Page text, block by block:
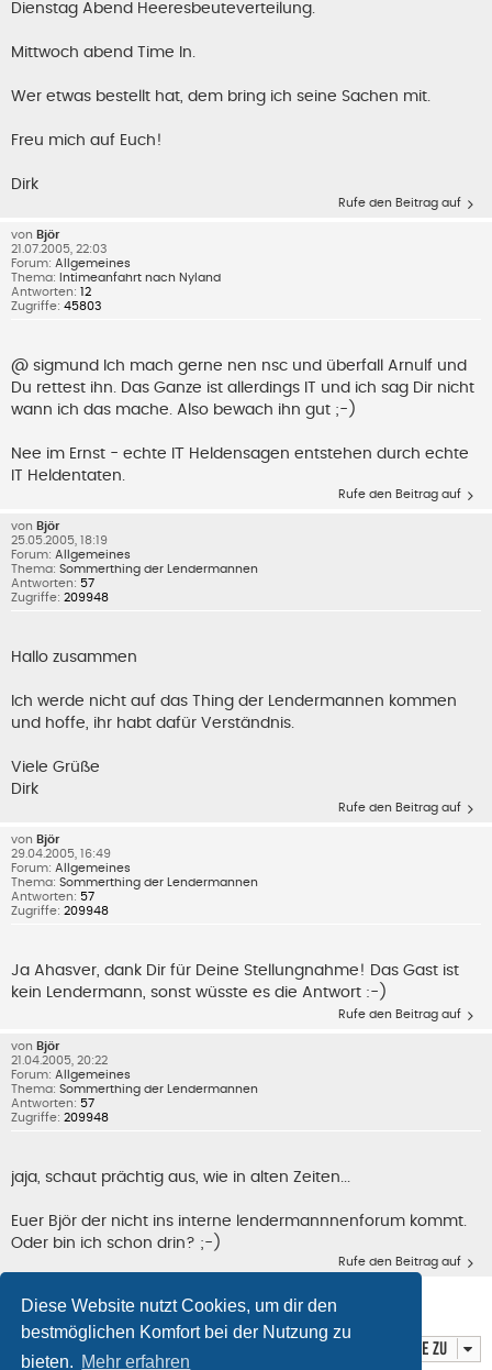
Diese Website nutzt Cookies, um dir den
bestmöglichen Komfort bei der Nutzung zu
bieten. Mehr erfahren
Dienstag Abend Heeresbeuteverteilung.
Mittwoch abend Time In.
Wer etwas bestellt hat, dem bring ich seine Sachen mit.
Freu mich auf Euch!
Dirk
Rufe den Beitrag auf
von Björ
21.07.2005, 22:03
Forum: Allgemeines
Thema:
Intimeanfahrt nach Nyland
Antworten: 12
Zugriffe: 45803
@ sigmund Ich mach gerne nen nsc und überfall Arnulf und
Du rettest ihn. Das Ganze ist allerdings IT und ich sag Dir nicht
wann ich das mache. Also bewach ihn gut ;-)
Nee im Ernst - echte IТ Heldensagen entstehen durch echte
IT Heldentaten.
Rufe den Beitrag auf
von Björ
25.05.2005, 18:19
Forum: Allgemeines
Thema: Sommerthing der Lendermannen
Antworten: 57
Zugriffe: 209948
Hallo zusammen
Ich werde nicht auf das Thing der Lendermannen kommen
und hoffe, ihr habt dafür Verständnis.
Viele Grüße
Dirk
Rufe den Beitrag auf
von Björ
29.04.2005, 16:49
Forum: Allgemeines
Thema: Sommerthing der Lendermannen
Antworten: 57
Zugriffe: 209948
Ja Ahasver, dank Dir für Deine Stellungnahme! Das Gast ist
kein Lendermann, sonst wüsste es die Antwort :-)
Rufe den Beitrag auf
von Björ
21.04.2005, 20:22
Forum: Allgemeines
Thema: Sommerthing der Lendermannen
Antworten: 57
Zugriffe: 209948
jaja, schaut prächtig aus, wie in alten Zeiten...
Euer Björ der nicht ins interne lendermannnenforum kommt.
Oder bin ich schon drin? ;-)
Rufe den Beitrag auf
Die Suche ergab 10 Treffer • Seite1 von
Gehe zu